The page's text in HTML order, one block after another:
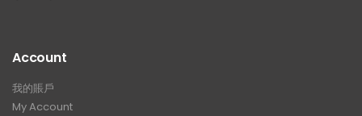
Account
我的賬戶
My Account